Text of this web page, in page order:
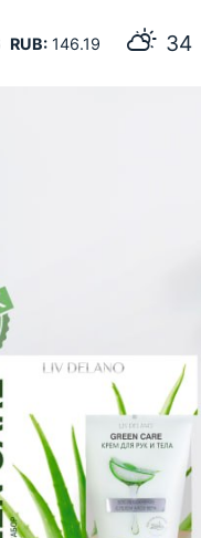
RUB:146.19 34